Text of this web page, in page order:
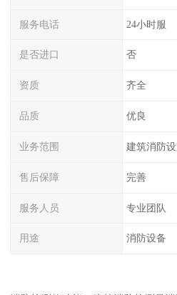
服务电话 24小时服
是否进口 否
资质 齐全
品质 优良
业务范围 建筑消防
售后保障 完善
服务人员 专业团队
用途 消防设备